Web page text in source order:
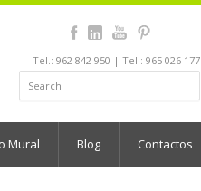
Tel.: 962 842 950 | Tel.: 965 026 177
Mural Blog Contactos